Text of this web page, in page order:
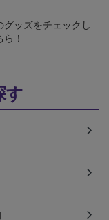
ッズをチェックし
！
す